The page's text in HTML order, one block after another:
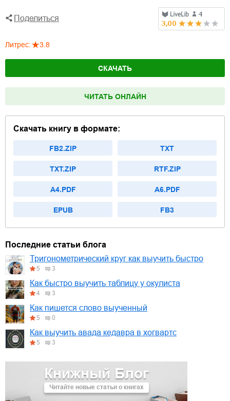
Поделиться
Литрес: 3.8
СКАЧАТЬ
ЧИТАТЬ ОНЛАЙН
Скачать книгу в формате:
FB2.ZIP TXT
TXT.ZIP RTF.ZIP
A4.PDF A6.PDF
EPUB FB3
Книжный Блог
Читайте новые статьи о книгах
Последние статьи блога
Тригонометрический круг как выучить быстро
5 3
Как быстро выучить таблицу у окулиста
4 3
Как пишется слово выученный
5 0
Как выучить авада кедавра в хогвартс
5 3